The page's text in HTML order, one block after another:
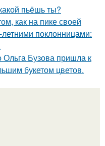
пьёшь ты?
как на пике своей
поклонницами:
Ольга Бузова пришла к
букетом цветов.